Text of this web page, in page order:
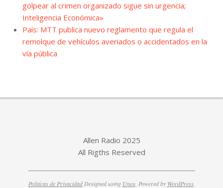
golpear al crimen organizado sigue sin urgencia;
Inteligencia Económica»
País: MTT publica nuevo reglamento que regula el
remolque de vehículos averiados o accidentados en la
vía pública
Allen Radio 2025
All Rigths Reserved
Politicas de PrivacidadDesigned using Unos. Powered by WordPress.